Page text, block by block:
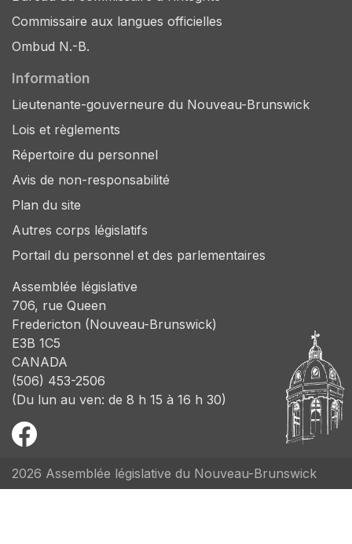
Commissaire aux langues officielles
Ombud N.-B.
Information
Lieutenante-gouverneure du Nouveau-Brunswick
Lois et règlements
Répertoire du personnel
Avis de non-responsabilité
Plan du site
Autres corps législatifs
Portail du personnel et des parlementaires
Assemblée législative
706, rue Queen
Fredericton (Nouveau-Brunswick)
E3B 1C5
CANADA
(506) 453-2506
(Du lun au ven: de 8 h 15 à 16 h 30)
2026 Assemblée législative du Nouveau-Brunswick